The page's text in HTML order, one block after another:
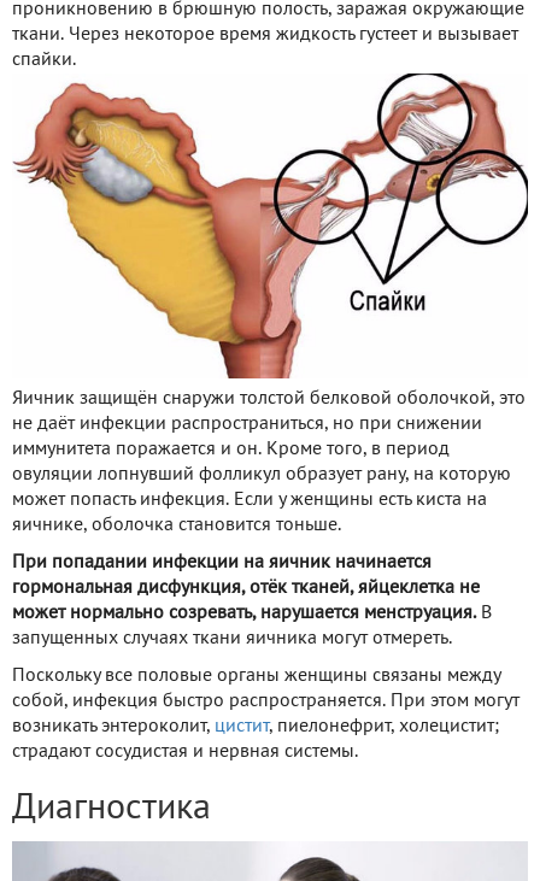
проникновению в брюшную полость, заражая окружающие
ткани. Через некоторое время жидкость густеет и вызывает
спайки.
Яичник защищён снаружи толстой белковой оболочкой, это
не даёт инфекции распространиться, но при снижении
иммунитета поражается и он. Кроме того, в период
овуляции лопнувший фолликул образует рану, на которую
может попасть инфекция. Если у женщины есть киста на
яичнике, оболочка становится тоньше.
При попадании инфекции на яичник начинается
гормональная дисфункция, отёк тканей, яйцеклетка не
может нормально созревать, нарушается менструация.В
запущенных случаях ткани яичника могут отмереть.
Поскольку все половые органы женщины связаны между
собой, инфекция быстро распространяется. При этом могут
возникать энтероколит, цистит, пиелонефрит, холецистит;
страдают сосудистая и нервная системы.
Диагностика